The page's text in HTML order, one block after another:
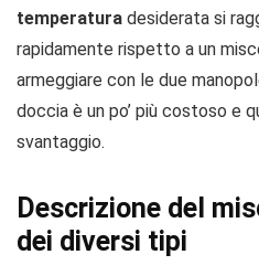
temperatura desiderata si
rapidamente rispetto a un
armeggiare con le due
doccia è un po’ più costoso e
svantaggio.
Descrizione del
dei diversi tipi